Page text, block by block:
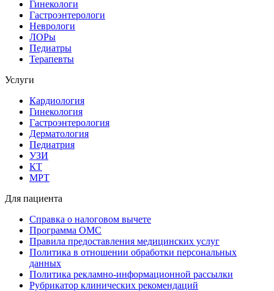
Гинекологи
Гастроэнтерологи
Неврологи
ЛОРы
Педиатры
Терапевты
Услуги
Кардиология
Гинекология
Гастроэнтерология
Дерматология
Педиатрия
УЗИ
КТ
МРТ
Для пациента
Справка о налоговом вычете
Программа ОМС
Правила предоставления медицинских услуг
Политика в отношении обработки персональных
данных
Политика рекламно-информационной рассылки
Рубрикатор клинических рекомендаций